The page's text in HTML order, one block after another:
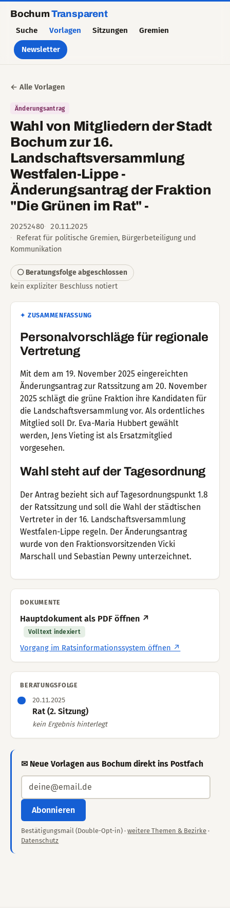
BochumTransparent
Suche Vorlagen Sitzungen Gremien
Newsletter
← Alle Vorlagen
Änderungsantrag
Wahl von Mitgliedern der Stadt
Bochum zur 16.
Landschaftsversammlung
Westfalen-Lippe -
Änderungsantrag der Fraktion
"Die Grünen im Rat" -
20252480
20.11.2025
Referat für politische Gremien, Bürgerbeteiligung und
Kommunikation
⚪ Beratungsfolge abgeschlossen
kein expliziter Beschluss notiert
✦ ZUSAMMENFASSUNG
Personalvorschläge für regionale
Vertretung
Mit dem am 19. November 2025 eingereichten
Änderungsantrag zur Ratssitzung am 20. November
2025 schlägt die grüne Fraktion ihre Kandidaten für
die Landschaftsversammlung vor. Als ordentliches
Mitglied soll Dr. Eva-Maria Hubbert gewählt
werden, Jens Vieting ist als Ersatzmitglied
vorgesehen.
Wahl steht auf der Tagesordnung
Der Antrag bezieht sich auf Tagesordnungspunkt 1.8
der Ratssitzung und soll die Wahl der städtischen
Vertreter in der 16. Landschaftsversammlung
Westfalen-Lippe regeln. Der Änderungsantrag
wurde von den Fraktionsvorsitzenden Vicki
Marschall und Sebastian Pewny unterzeichnet.
DOKUMENTE
Hauptdokument als PDF öffnen ↗
Volltext indexiert
Vorgang im Ratsinformationssystem öffnen ↗
BERATUNGSFOLGE
20.11.2025
Rat (2. Sitzung)
kein Ergebnis hinterlegt
✉ Neue Vorlagen aus Bochum direkt ins Postfach
Abonnieren
Bestätigungsmail (Double-Opt-in) ·weitere Themen & Bezirke ·
Datenschutz